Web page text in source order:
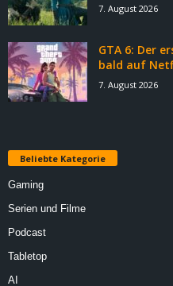
7. August 2026
GTA 6: Der
bald auf
7. August 2026
Beliebte Kategorie
Gaming
Serien und Filme
Podcast
Tabletop
AI